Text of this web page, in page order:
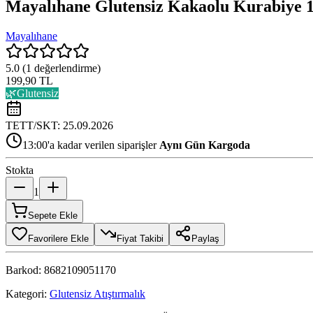
Mayalıhane Glutensiz Kakaolu Kurabiye
Mayalıhane
5.0 (1 değerlendirme)
199,90 TL
🌿Glutensiz
TETT/SKT: 25.09.2026
13:00'a kadar verilen siparişler Aynı Gün Kargoda
Stokta
1
Sepete Ekle
Favorilere Ekle Fiyat Takibi Paylaş
Barkod: 8682109051170
Kategori: Glutensiz Atıştırmalık